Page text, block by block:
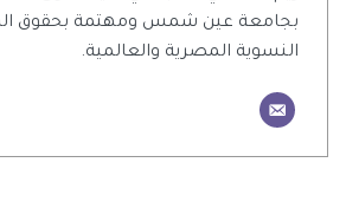
بجامعة عين شمس ومهتمة بحقوق
النسوية المصرية والعالمية.